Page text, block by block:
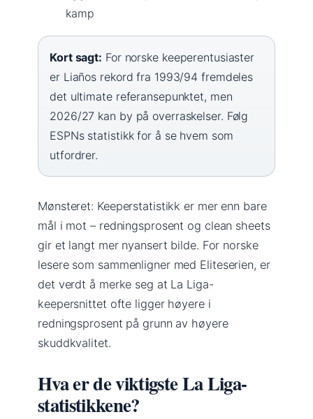
kamp
Kort sagt: For norske keeperentusiaster
er Liaños rekord fra 1993/94 fremdeles
det ultimate referansepunktet, men
2026/27 kan by på overraskelser. Følg
ESPNs statistikk for å se hvem som
utfordrer.
Mønsteret: Keeperstatistikk er mer enn bare
mål i mot – redningsprosent og clean sheets
gir et langt mer nyansert bilde. For norske
lesere som sammenligner med Eliteserien, er
det verdt å merke seg at La Liga-
keepersnittet ofte ligger høyere i
redningsprosent på grunn av høyere
skuddkvalitet.
Hva er de viktigste La Liga-
statistikkene?